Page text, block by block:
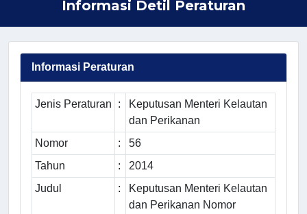
Informasi Detil Peraturan
Informasi Peraturan
Jenis Peraturan :
Keputusan Menteri Kelautan
dan Perikanan
Nomor
:
56
Tahun
:
2014
Judul
:
Keputusan Menteri Kelautan
dan Perikanan Nomor